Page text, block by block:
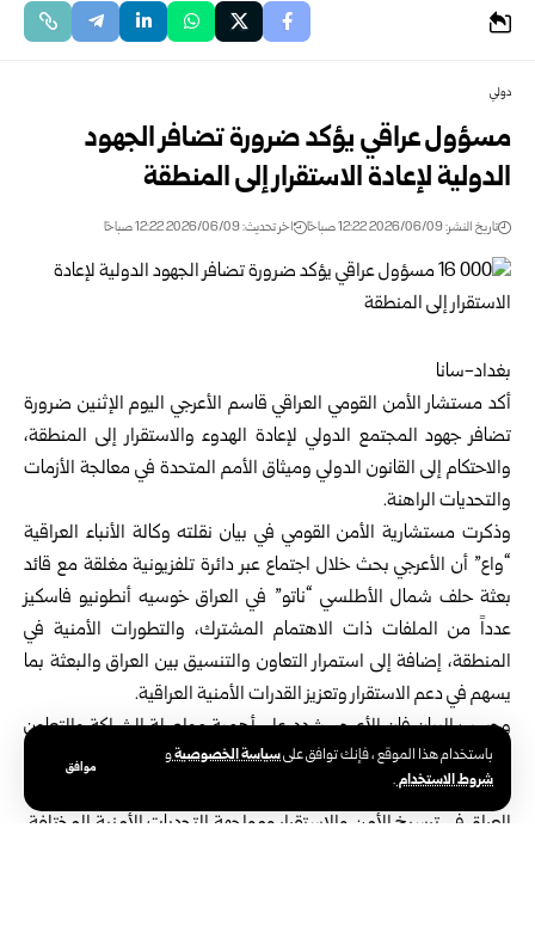
باستخدام هذا الموقع ، فإنك توافق علىسياسة الخصوصيةو
شروط الاستخدام.
موافق
دولي
مسؤول عراقي يؤكد ضرورة تضافر الجهود
الدولية لإعادة الاستقرار إلى المنطقة
تاريخ النشر: 2026/06/09 12:22 صباحًا اخر تحديث: 2026/06/09 12:22 صباحًا
بغداد-سانا
أكد مستشار الأمن القومي العراقي قاسم الأعرجي اليوم الإثنين ضرورة
تضافر جهود المجتمع الدولي لإعادة الهدوء والاستقرار إلى المنطقة،
والاحتكام إلى القانون الدولي وميثاق الأمم المتحدة في معالجة الأزمات
والتحديات الراهنة.
وذكرت مستشارية الأمن القومي في بيان نقلته وكالة الأنباء العراقية
“واع” أن الأعرجي بحث خلال اجتماع عبر دائرة تلفزيونية مغلقة مع قائد
بعثة حلف شمال الأطلسي “ناتو” في العراقخوسيه أنطونيو فاسكيز
عدداً من الملفات ذات الاهتمام المشترك، والتطورات الأمنية في
المنطقة، إضافة إلى استمرار التعاون والتنسيق بين العراق والبعثة بما
يسهم في دعم الاستقرار وتعزيز القدرات الأمنية العراقية.
وحسب البيان فإن الأعرجي شدد على أهمية مواصلة الشراكة والتعاون
مع بعثة “الناتو” في المجالات التدريبية والاستشارية، إلى جانب مجالات
الذكاء الاصطناعي والطائرات المسيّرة والأمن السيبراني، بما يعزز جهود
العراق في ترسيخ الأمن والاستقرار ومواجهة التحديات الأمنية المختلفة،